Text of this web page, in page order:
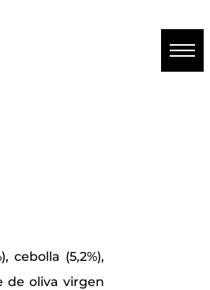
cebolla (5,2%),
de oliva virgen